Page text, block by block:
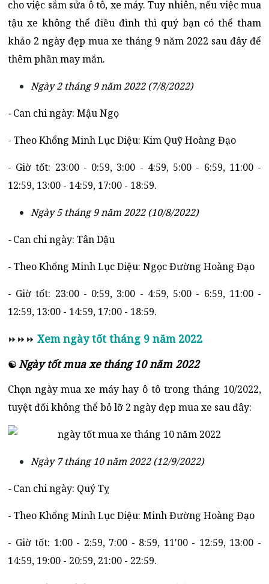
cho việc sắm sửa ô tô, xe máy. Tuy nhiên, nếu việc mua
tậu xe không thể điều đình thì quý bạn có thể tham
khảo 2 ngày đẹp mua xe tháng 9 năm 2022 sau đây để
thêm phần may mắn.
Ngày 2 tháng 9 năm 2022 (7/8/2022)
-Can chi ngày: Mậu Ngọ
- Theo Khổng Minh Lục Diệu: Kim Quỹ Hoàng Đạo
- Giờ tốt: 23:00 - 0:59, 3:00 - 4:59, 5:00 - 6:59, 11:00 -
12:59, 13:00 - 14:59, 17:00 - 18:59.
Ngày 5 tháng 9 năm 2022 (10/8/2022)
-Can chi ngày: Tân Dậu
- Theo Khổng Minh Lục Diệu: Ngọc Đường Hoàng Đạo
- Giờ tốt: 23:00 - 0:59, 3:00 - 4:59, 5:00 - 6:59, 11:00 -
12:59, 13:00 - 14:59, 17:00 - 18:59.
⏩⏩⏩ Xem ngày tốt tháng 9 năm 2022
☯ Ngày tốt mua xe tháng 10 năm 2022
Chọn ngày mua xe máy hay ô tô trong tháng 10/2022,
tuyệt đối không thể bỏ lỡ 2 ngày đẹp mua xe sau đây:
Ngày 7 tháng 10 năm 2022 (12/9/2022)
-Can chi ngày: Quý Tỵ
- Theo Khổng Minh Lục Diệu: Minh Đường Hoàng Đạo
- Giờ tốt: 1:00 - 2:59, 7:00 - 8:59, 11'00 - 12:59, 13:00 -
14:59, 19:00 - 20:59, 21:00 - 22:59.